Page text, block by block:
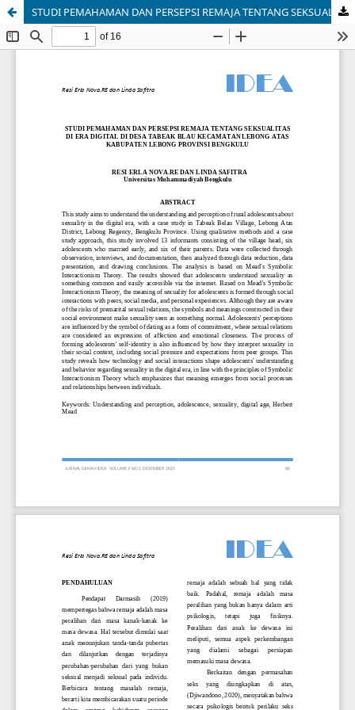
STUDI PEMAHAMAN DAN PERSEPSI REMAJA TENTANG SEKSUALITAS DI ERA DIGITAL DI DESA TABEAK BLAU KECAMATAN LEBONG ATAS KABUPATEN LEBONG PROVINSI BENGKULU